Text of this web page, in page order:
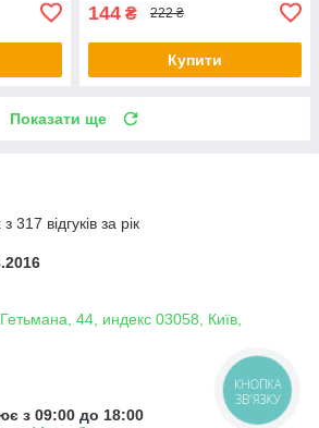
144 ₴ 222 ₴
Купити
Показати ще
317 відгуків за рік
44, индекс 03058, Київ,
з 09:00 до 18:00